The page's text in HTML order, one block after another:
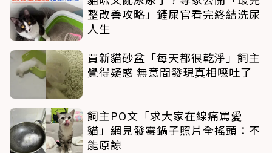
整改善攻略」鏟屎官看完終結洗尿
人生
買新貓砂盆「每天都很乾淨」飼主
覺得疑惑 無意間發現真相噁吐了
飼主PO文「求大家在線痛罵愛
貓」網見發霉鍋子照片全搖頭：不
能原諒